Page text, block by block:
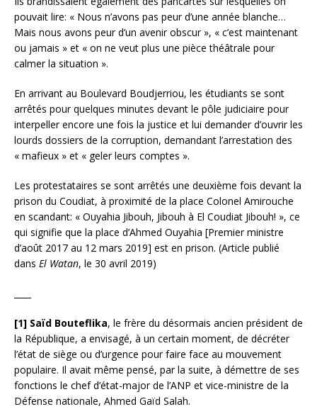
pouvait lire: « Nous n’avons pas peur d’une année blanche…
Mais nous avons peur d’un avenir obscur », « c’est maintenant
ou jamais » et « on ne veut plus une pièce théâtrale pour
calmer la situation ».
En arrivant au Boulevard Boudjerriou, les étudiants se sont
arrêtés pour quelques minutes devant le pôle judiciaire pour
interpeller encore une fois la justice et lui demander d’ouvrir les
lourds dossiers de la corruption, demandant l’arrestation des
« mafieux » et « geler leurs comptes ».
Les protestataires se sont arrêtés une deuxième fois devant la
prison du Coudiat, à proximité de la place Colonel Amirouche
en scandant: « Ouyahia Jibouh, Jibouh à El Coudiat Jibouh! », ce
qui signifie que la place d’Ahmed Ouyahia [Premier ministre
d’août 2017 au 12 mars 2019] est en prison. (Article publié
dans El Watan, le 30 avril 2019)
[1] Saïd Bouteflika, le frère du désormais ancien président de
la République, a envisagé, à un certain moment, de décréter
l’état de siège ou d’urgence pour faire face au mouvement
populaire. Il avait même pensé, par la suite, à démettre de ses
fonctions le chef d’état-major de l’ANP et vice-ministre de la
Défense nationale, Ahmed Gaïd Salah.